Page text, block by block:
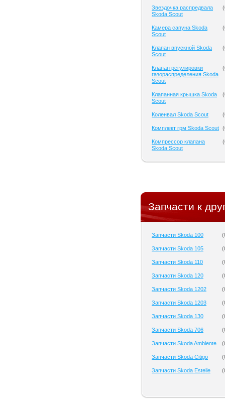
Звездочка распредвала
Skoda Scout
(
Камера сапуна Skoda
Scout
(
Клапан впускной Skoda
Scout
(
Клапан регулировки
газораспределения Skoda
Scout
(
Клапанная крышка Skoda
Scout
(
Коленвал Skoda Scout (
Комплект грм Skoda Scout (
Компрессор клапана
Skoda Scout
(
Запчасти к
Запчасти Skoda 100 (
Запчасти Skoda 105 (
Запчасти Skoda 110 (
Запчасти Skoda 120 (
Запчасти Skoda 1202 (
Запчасти Skoda 1203 (
Запчасти Skoda 130 (
Запчасти Skoda 706 (
Запчасти Skoda Ambiente (
Запчасти Skoda Citigo (
Запчасти Skoda Estelle (